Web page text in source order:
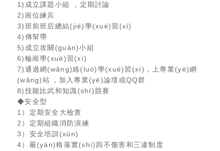
1)成立課題小組，定期討論
2)崗位練兵
3)班前班后總結(jié)學(xué)習(xí)
4)傳幫帶
5)成立攻關(guān)小組
6)輪崗學(xué)習(xí)
7)通過網(wǎng)絡(luò)學(xué)習(xí)，上專業(yè)網
(wǎng)站，加入專業(yè)論壇或QQ群
8)技能比武和知識(shí)競賽
◆安全型
1）定期安全大檢查
2）定期組織消防演練
3）安全培訓(xùn)
4）嚴(yán)格落實(shí)四不傷害和三違制度